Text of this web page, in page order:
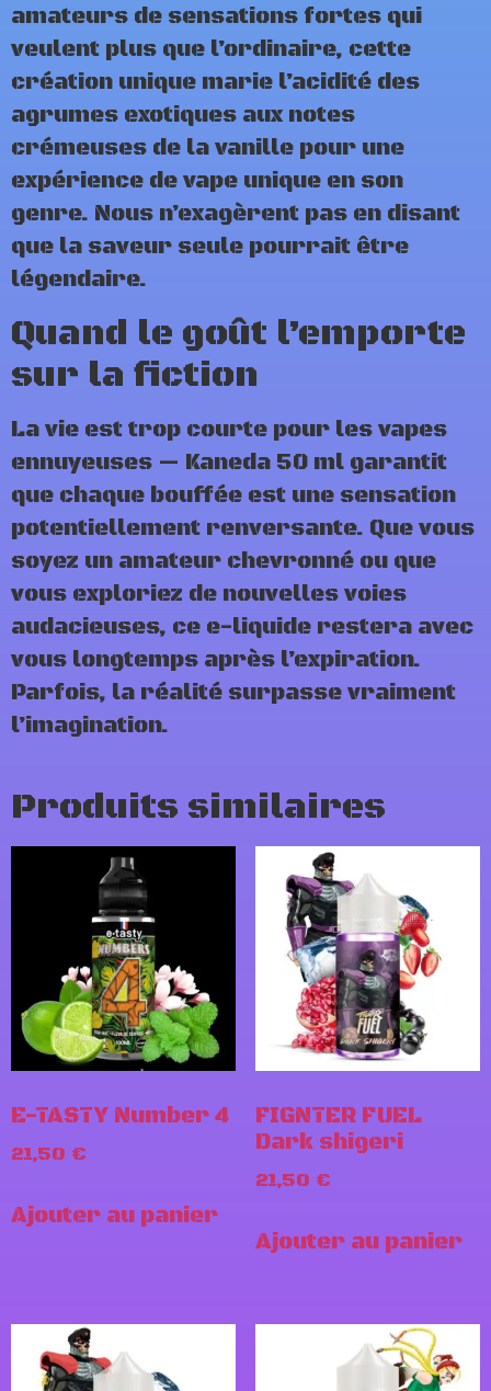
amateurs de sensations fortes qui
veulent plus que l’ordinaire, cette
création unique marie l’acidité des
agrumes exotiques aux notes
crémeuses de la vanille pour une
expérience de vape unique en son
genre. Nous n’exagèrent pas en disant
que la saveur seule pourrait être
légendaire.
Quand le goût l’emporte
sur la fiction
La vie est trop courte pour les vapes
ennuyeuses — Kaneda 50 ml garantit
que chaque bouffée est une sensation
potentiellement renversante. Que vous
soyez un amateur chevronné ou que
vous exploriez de nouvelles voies
audacieuses, ce e-liquide restera avec
vous longtemps après l’expiration.
Parfois, la réalité surpasse vraiment
l’imagination.
Produits similaires
E-TASTY Number 4
21,50 €
Ajouter au panier
FIGNTER FUEL
Dark shigeri
21,50 €
Ajouter au panier